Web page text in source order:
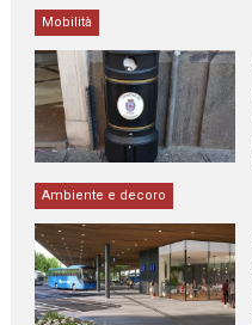
Mobilità
Ambiente e decoro